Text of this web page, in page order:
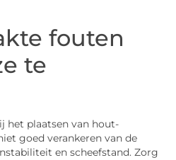
fouten
te
het plaatsen van hout-
goed verankeren van de
en scheefstand. Zorg